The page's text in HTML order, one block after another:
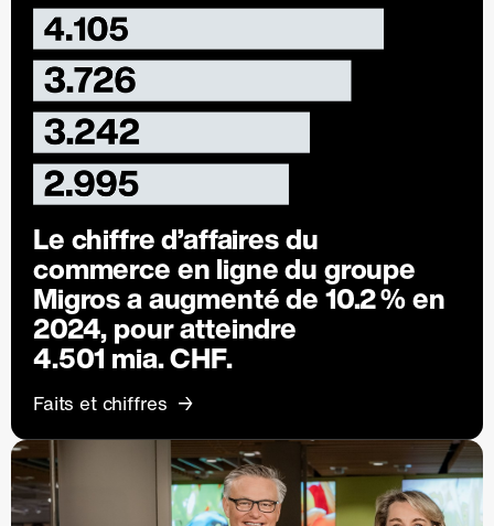
Le chiffre d’affaires du
commerce en ligne du groupe
Migros a augmenté de10.2 %en
2024, pour atteindre
4.501 mia. CHF.
Faits et chiffres